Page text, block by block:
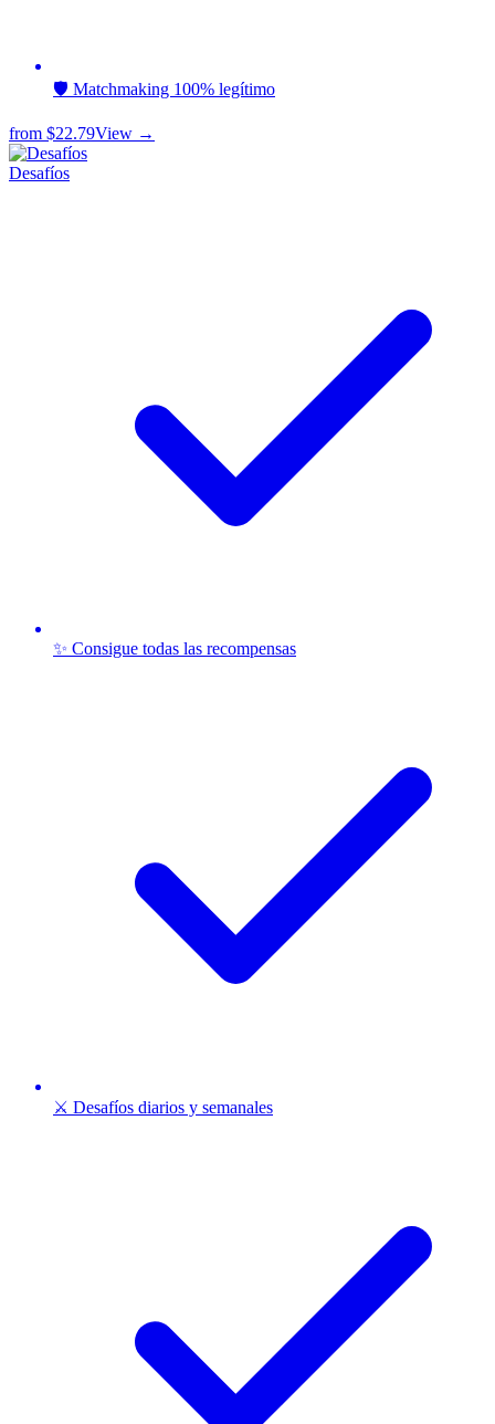
🛡️ Matchmaking 100% legítimo
from $22.79View →
Desafíos
✨ Consigue todas las recompensas
⚔️ Desafíos diarios y semanales